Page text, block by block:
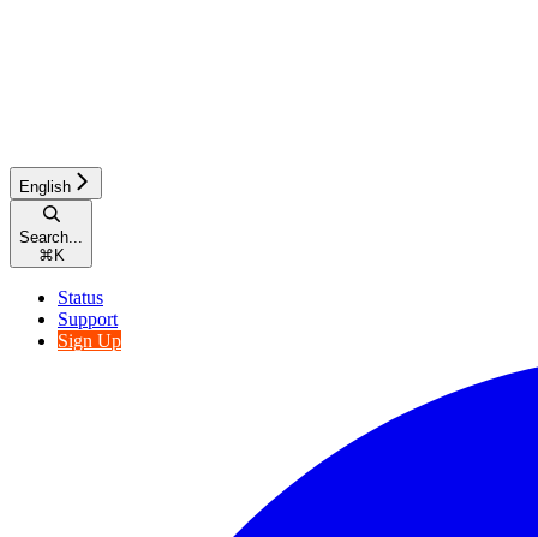
English
Search...
⌘ K
Status
Support
Sign Up